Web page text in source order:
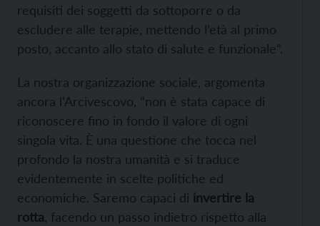
requisiti dei soggetti da sottoporre o da
escludere alle terapie, mettendo l’età al primo
posto, accanto allo stato di salute e funzionale”.
La nostra organizzazione sociale, argomenta
ancora l’Arcivescovo, “non è stata capace di
riconoscere fino in fondo il valore di ogni
singola vita. È una questione che tocca nel
profondo la nostra umanità e si traduce
evidentemente in scelte politiche ed
economiche. Saremo capaci di invertire la
rotta , facendo un passo indietro rispetto alla